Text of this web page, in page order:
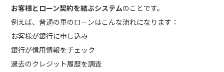
お客様とローン契約を結ぶシステムのことです。
例えば、普通の車のローンはこんな流れになります：
お客様が銀行に申し込み
銀行が信用情報をチェック
過去のクレジット履歴を調査